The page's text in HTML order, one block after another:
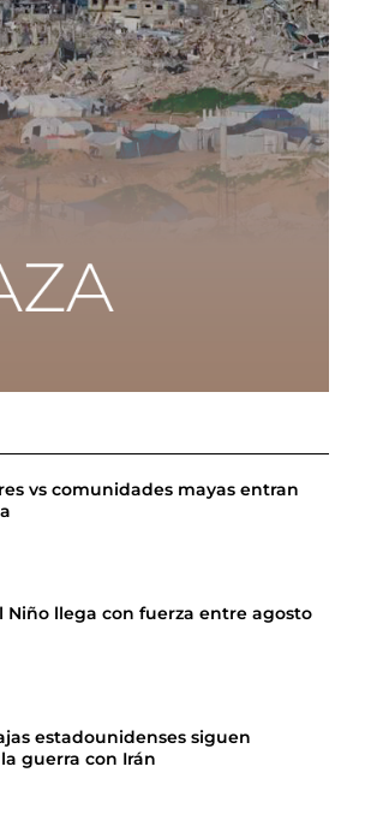
vs comunidades mayas entran
Niño llega con fuerza entre agosto
estadounidenses siguen
guerra con Irán